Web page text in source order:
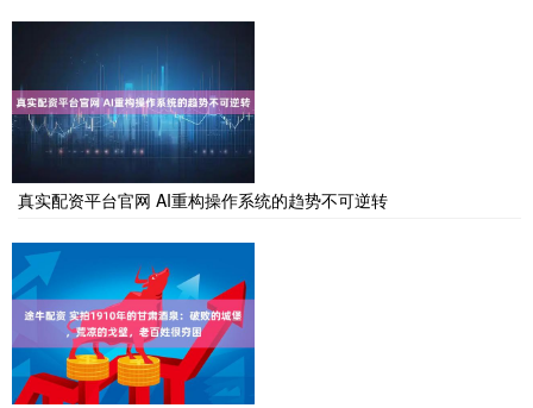
真实配资平台官网 AI重构操作系统的趋势不可逆转